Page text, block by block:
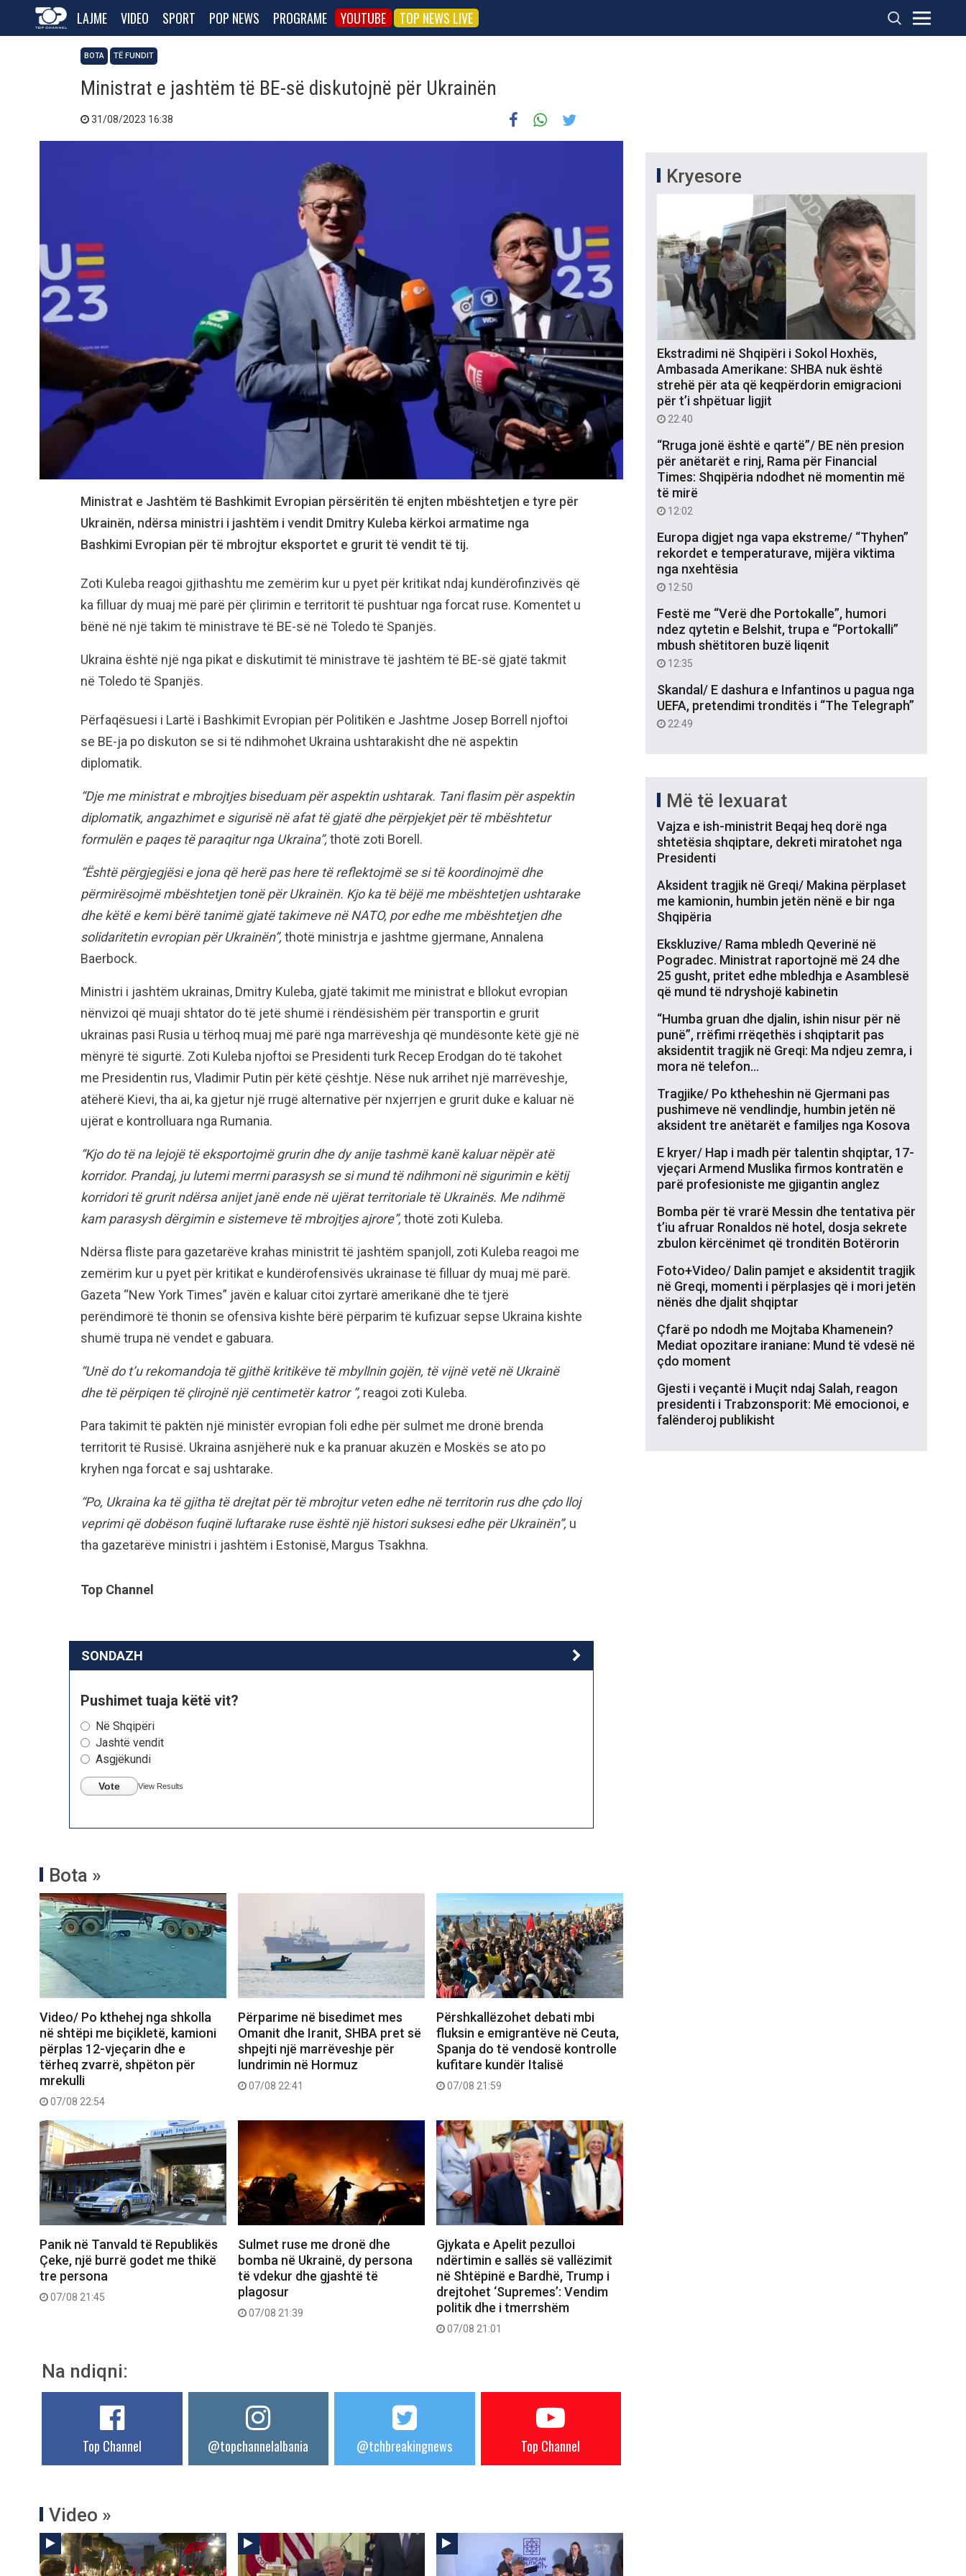
LAJME VIDEO SPORT POP NEWS PROGRAME YOUTUBE TOP NEWS LIVE
BOTA TË FUNDIT
Ministrat e jashtëm të BE-së diskutojnë për Ukrainën
31/08/2023 16:38
Ministrat e Jashtëm të Bashkimit Evropian përsëritën të enjten mbështetjen e tyre për
Ukrainën, ndërsa ministri i jashtëm i vendit Dmitry Kuleba kërkoi armatime nga
Bashkimi Evropian për të mbrojtur eksportet e grurit të vendit të tij.
Zoti Kuleba reagoi gjithashtu me zemërim kur u pyet për kritikat ndaj kundërofinzivës që
ka filluar dy muaj më parë për çlirimin e territorit të pushtuar nga forcat ruse. Komentet u
bënë në një takim të ministrave të BE-së në Toledo të Spanjës.
Ukraina është një nga pikat e diskutimit të ministrave të jashtëm të BE-së gjatë takmit
në Toledo të Spanjës.
Përfaqësuesi i Lartë i Bashkimit Evropian për Politikën e Jashtme Josep Borrell njoftoi
se BE-ja po diskuton se si të ndihmohet Ukraina ushtarakisht dhe në aspektin
diplomatik.
“Dje me ministrat e mbrojtjes biseduam për aspektin ushtarak. Tani flasim për aspektin
diplomatik, angazhimet e sigurisë në afat të gjatë dhe përpjekjet për të mbështetur
formulën e paqes të paraqitur nga Ukraina”, thotë zoti Borell.
“Është përgjegjësi e jona që herë pas here të reflektojmë se si të koordinojmë dhe
përmirësojmë mbështetjen tonë për Ukrainën. Kjo ka të bëjë me mbështetjen ushtarake
dhe këtë e kemi bërë tanimë gjatë takimeve në NATO, por edhe me mbështetjen dhe
solidaritetin evropian për Ukrainën”, thotë ministrja e jashtme gjermane, Annalena
Baerbock.
Ministri i jashtëm ukrainas, Dmitry Kuleba, gjatë takimit me ministrat e bllokut evropian
nënvizoi që muaji shtator do të jetë shumë i rëndësishëm për transportin e grurit
ukrainas pasi Rusia u tërhoq muaj më parë nga marrëveshja që mundësonte këtë gjë në
mënyrë të sigurtë. Zoti Kuleba njoftoi se Presidenti turk Recep Erodgan do të takohet
me Presidentin rus, Vladimir Putin për këtë çështje. Nëse nuk arrihet një marrëveshje,
atëherë Kievi, tha ai, ka gjetur një rrugë alternative për nxjerrjen e grurit duke e kaluar në
ujërat e kontrolluara nga Rumania.
“Kjo do të na lejojë të eksportojmë grurin dhe dy anije tashmë kanë kaluar nëpër atë
korridor. Prandaj, ju lutemi merrni parasysh se si mund të ndihmoni në sigurimin e këtij
korridori të grurit ndërsa anijet janë ende në ujërat territoriale të Ukrainës. Me ndihmë
kam parasysh dërgimin e sistemeve të mbrojtjes ajrore”, thotë zoti Kuleba.
Ndërsa fliste para gazetarëve krahas ministrit të jashtëm spanjoll, zoti Kuleba reagoi me
zemërim kur u pyet për kritikat e kundërofensivës ukrainase të filluar dy muaj më parë.
Gazeta “New York Times” javën e kaluar citoi zyrtarë amerikanë dhe të tjerë
perëndimorë të thonin se ofensiva kishte bërë përparim të kufizuar sepse Ukraina kishte
shumë trupa në vendet e gabuara.
“Unë do t’u rekomandoja të gjithë kritikëve të mbyllnin gojën, të vijnë vetë në Ukrainë
dhe të përpiqen të çlirojnë një centimetër katror ”, reagoi zoti Kuleba.
Para takimit të paktën një ministër evropian foli edhe për sulmet me dronë brenda
territorit të Rusisë. Ukraina asnjëherë nuk e ka pranuar akuzën e Moskës se ato po
kryhen nga forcat e saj ushtarake.
“Po, Ukraina ka të gjitha të drejtat për të mbrojtur veten edhe në territorin rus dhe çdo lloj
veprimi që dobëson fuqinë luftarake ruse është një histori suksesi edhe për Ukrainën”, u
tha gazetarëve ministri i jashtëm i Estonisë, Margus Tsakhna.
Top Channel
SONDAZH
Pushimet tuaja këtë vit?
Në Shqipëri
Jashtë vendit
Asgjëkundi
Vote View Results
Bota »
Video/ Po kthehej nga shkolla
në shtëpi me biçikletë, kamioni
përplas 12-vjeçarin dhe e
tërheq zvarrë, shpëton për
mrekulli
07/08 22:54
Përparime në bisedimet mes
Omanit dhe Iranit, SHBA pret së
shpejti një marrëveshje për
lundrimin në Hormuz
07/08 22:41
Përshkallëzohet debati mbi
fluksin e emigrantëve në Ceuta,
Spanja do të vendosë kontrolle
kufitare kundër Italisë
07/08 21:59
Panik në Tanvald të Republikës
Çeke, një burrë godet me thikë
tre persona
07/08 21:45
Sulmet ruse me dronë dhe
bomba në Ukrainë, dy persona
të vdekur dhe gjashtë të
plagosur
07/08 21:39
Gjykata e Apelit pezulloi
ndërtimin e sallës së vallëzimit
në Shtëpinë e Bardhë, Trump i
drejtohet ‘Supremes’: Vendim
politik dhe i tmerrshëm
07/08 21:01
Na ndiqni:
Top Channel @topchannelalbania @tchbreakingnews Top Channel
Video »
Kryesore
Ekstradimi në Shqipëri i Sokol Hoxhës,
Ambasada Amerikane: SHBA nuk është
strehë për ata që keqpërdorin emigracioni
për t’i shpëtuar ligjit
22:40
“Rruga jonë është e qartë”/ BE nën presion
për anëtarët e rinj, Rama për Financial
Times: Shqipëria ndodhet në momentin më
të mirë
12:02
Europa digjet nga vapa ekstreme/ “Thyhen”
rekordet e temperaturave, mijëra viktima
nga nxehtësia
12:50
Festë me “Verë dhe Portokalle”, humori
ndez qytetin e Belshit, trupa e “Portokalli”
mbush shëtitoren buzë liqenit
12:35
Skandal/ E dashura e Infantinos u pagua nga
UEFA, pretendimi tronditës i “The Telegraph”
22:49
Më të lexuarat
Vajza e ish-ministrit Beqaj heq dorë nga
shtetësia shqiptare, dekreti miratohet nga
Presidenti
Aksident tragjik në Greqi/ Makina përplaset
me kamionin, humbin jetën nënë e bir nga
Shqipëria
Ekskluzive/ Rama mbledh Qeverinë në
Pogradec. Ministrat raportojnë më 24 dhe
25 gusht, pritet edhe mbledhja e Asamblesë
që mund të ndryshojë kabinetin
“Humba gruan dhe djalin, ishin nisur për në
punë”, rrëfimi rrëqethës i shqiptarit pas
aksidentit tragjik në Greqi: Ma ndjeu zemra, i
mora në telefon…
Tragjike/ Po ktheheshin në Gjermani pas
pushimeve në vendlindje, humbin jetën në
aksident tre anëtarët e familjes nga Kosova
E kryer/ Hap i madh për talentin shqiptar, 17-
vjeçari Armend Muslika firmos kontratën e
parë profesioniste me gjigantin anglez
Bomba për të vrarë Messin dhe tentativa për
t’iu afruar Ronaldos në hotel, dosja sekrete
zbulon kërcënimet që tronditën Botërorin
Foto+Video/ Dalin pamjet e aksidentit tragjik
në Greqi, momenti i përplasjes që i mori jetën
nënës dhe djalit shqiptar
Çfarë po ndodh me Mojtaba Khamenein?
Mediat opozitare iraniane: Mund të vdesë në
çdo moment
Gjesti i veçantë i Muçit ndaj Salah, reagon
presidenti i Trabzonsporit: Më emocionoi, e
falënderoj publikisht